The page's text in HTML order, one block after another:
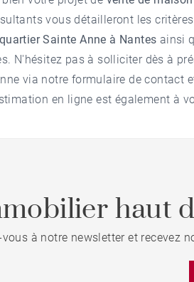
vous détailleront les
Sainte Anne à Nantes ainsi
N'hésitez pas à solliciter dès à
via notre formulaire de contact
en ligne est également à
haut
vous à notre newsletter et recevez